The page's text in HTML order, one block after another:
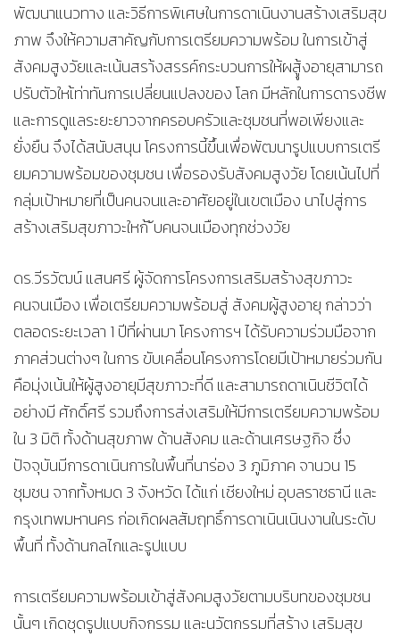
พัฒนาแนวทาง และวิธีการพิเศษในการดาเนินงานสร้างเสริมสุข
ภาพ จึงให้ความสาคัญกับการเตรียมความพร้อม ในการเข้าสู่
สังคมสูงวัยและเน้นสรา้งสรรค์กระบวนการให้ผสูู้งอายุสามารถ
ปรับตัวใหเ้ท่าทันการเปลี่ยนแปลงของ โลก มีหลักในการดารงชีพ
และการดูแลระยะยาวจากครอบครัวและชุมชนที่พอเพียงและ
ยั่งยืน จึงได้สนับสนุน โครงการนี้ขึ้นเพื่อพัฒนารูปแบบการเตรี
ยมความพร้อมของชุมชน เพื่อรองรับสังคมสูงวัย โดยเน้นไปที่
กลุ่มเป้าหมายที่เป็นคนจนและอาศัยอยู่ในเขตเมือง นาไปสู่การ
สร้างเสริมสุขภาวะใหก้ ับคนจนเมืองทุกช่วงวัย
ดร.วีรวัฒน์ แสนศรี ผู้จัดการโครงการเสริมสร้างสุขภาวะ
คนจนเมือง เพื่อเตรียมความพร้อมสู่ สังคมผู้สูงอายุ กล่าวว่า
ตลอดระยะเวลา 1 ปีที่ผ่านมา โครงการฯ ได้รับความร่วมมือจาก
ภาคส่วนต่างๆ ในการ ขับเคลื่อนโครงการโดยมีเป้าหมายร่วมกัน
คือมุ่งเน้นให้ผู้สูงอายุมีสุขภาวะที่ดี และสามารถดาเนินชีวิตได้
อย่างมี ศักดิ์ศรี รวมถึงการส่งเสริมให้มีการเตรียมความพร้อม
ใน 3 มิติ ทั้งด้านสุขภาพ ด้านสังคม และด้านเศรษฐกิจ ซึ่ง
ปัจจุบันมีการดาเนินการในพื้นที่นาร่อง 3 ภูมิภาค จานวน 15
ชุมชน จากทั้งหมด 3 จังหวัด ได้แก่ เชียงใหม่ อุบลราชธานี และ
กรุงเทพมหานคร ก่อเกิดผลสัมฤทธิ์การดาเนินเนินงานในระดับ
พื้นที่ ทั้งด้านกลไกและรูปแบบ
การเตรียมความพร้อมเข้าสู่สังคมสูงวัยตามบริบทของชุมชน
นั้นๆ เกิดชุดรูปแบบกิจกรรม และนวัตกรรมที่สร้าง เสริมสุข